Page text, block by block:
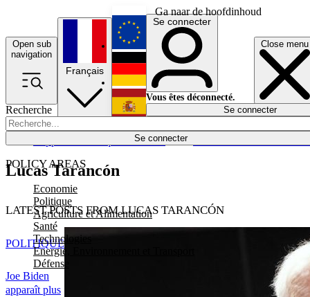
Ga naar de hoofdinhoud
Open sub
navigation
Close menu
Recherche
Se connecter
POLICY AREAS
Economie
Politique
Agriculture et Alimentation
Santé
Technologies
Energie, Environnement et Transport
Défense
Économie
Français
English
Deutsch
Español
Se connecter
Vous êtes déconnecté.
Se connecter
Lucas Tarancón
LATEST POSTS FROM LUCAS TARANCÓN
Joe Biden
apparaît plus
POLITIQUE